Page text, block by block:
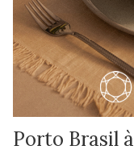
Porto Brasil